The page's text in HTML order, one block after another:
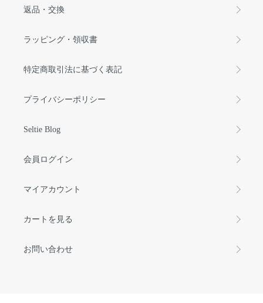
返品・交換
ラッピング・領収書
特定商取引法に基づく表記
プライバシーポリシー
Seltie Blog
会員ログイン
マイアカウント
カートを見る
お問い合わせ